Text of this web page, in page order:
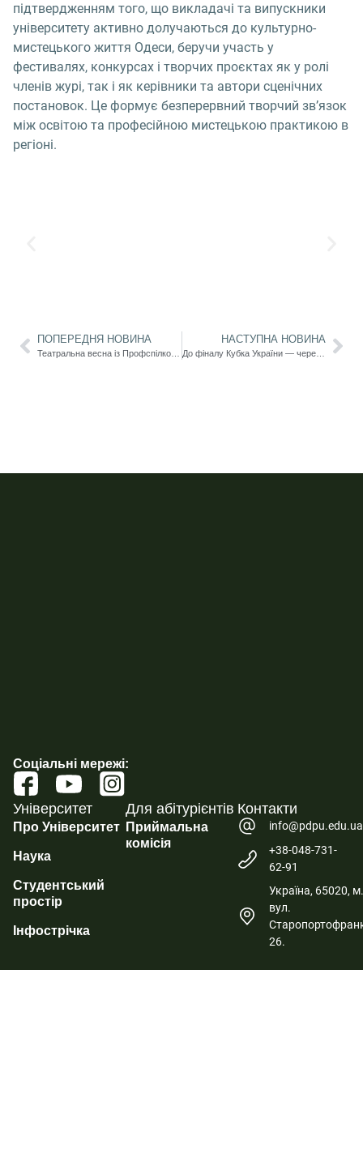
підтвердженням того, що викладачі та випускники
університету активно долучаються до культурно-
мистецького життя Одеси, беручи участь у
фестивалях, конкурсах і творчих проєктах як у ролі
членів журі, так і як керівники та автори сценічних
постановок. Це формує безперервний творчий зв’язок
між освітою та професійною мистецькою практикою в
регіоні.
ПОПЕРЕДНЯ НОВИНА НАСТУПНА НОВИНА
До фіналу Кубка України — через характер і перемогу: здобувачі Університету Ушинського продовжують боротьбу за трофей!
Соціальні мережі:
Університет
Про Університет
Наука
Студентський
простір
Інфострічка
Для абітурієнтів
Приймальна
комісія
Контакти
info@pdpu.edu.ua
+38-048-731-
62-91
Україна, 65020,
вул.
26.